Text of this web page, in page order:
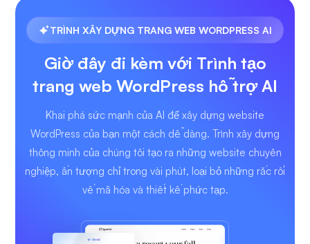
TRÌNH XÂY DỰNG TRANG WEB WORDPRESS AI
Giờ đây đi kèm với Trình tạo
trang web WordPress hỗ trợ AI
Khai phá sức mạnh của AI để xây dựng website
WordPress của bạn một cách dễ dàng. Trình xây dựng
thông minh của chúng tôi tạo ra những website chuyên
nghiệp, ấn tượng chỉ trong vài phút, loại bỏ những rắc rối
về mã hóa và thiết kế phức tạp.